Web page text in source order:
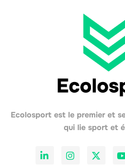
Ecolosport est le premier et
qui lie sport et